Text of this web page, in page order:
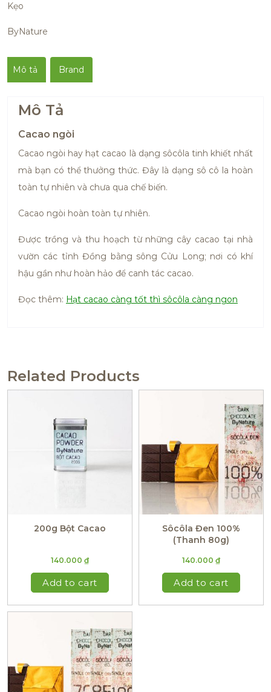
Kẹo
ByNature
Mô tả Brand
Mô Tả
Cacao ngòi
Cacao ngòi hay hạt cacao là dạng sôcôla tinh khiết nhất
mà bạn có thể thưởng thức. Đây là dạng sô cô la hoàn
toàn tự nhiên và chưa qua chế biến.
Cacao ngòi hoàn toàn tự nhiên.
Được trồng và thu hoạch từ những cây cacao tại nhà
vườn các tỉnh Đồng bằng sông Cửu Long; nơi có khí
hậu gần như hoàn hảo để canh tác cacao.
Đọc thêm: Hạt cacao càng tốt thì sôcôla càng ngon
Related Products
200g Bột Cacao
140.000 ₫
Add to cart
Sôcôla Đen 100%
(Thanh 80g)
140.000 ₫
Add to cart